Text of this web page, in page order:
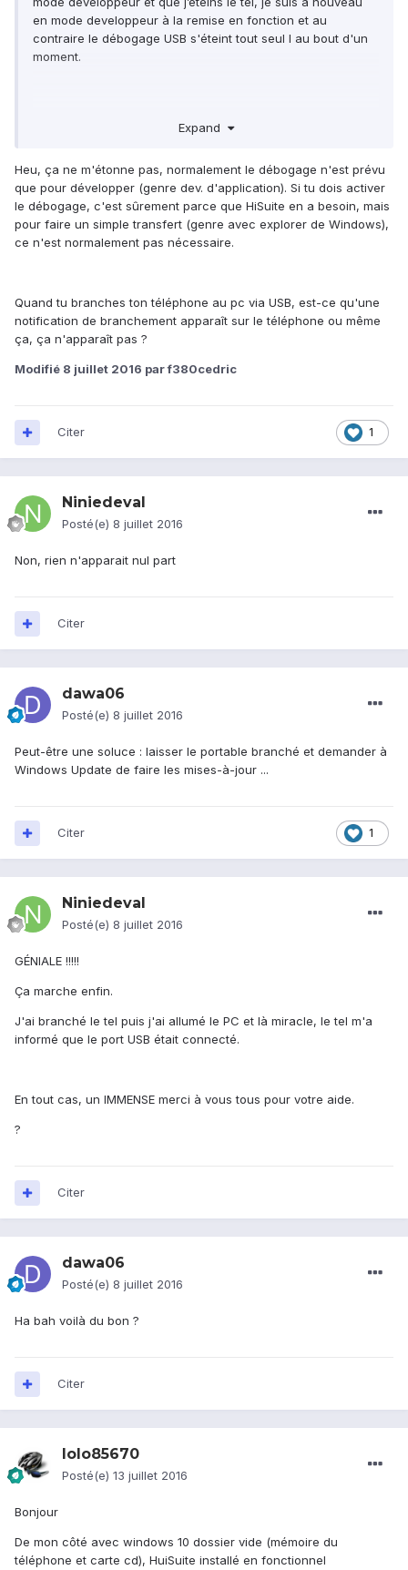
en mode developpeur à la remise en fonction et au
contraire le débogage USB s'éteint tout seul l au bout d'un
moment.
Expand
Heu, ça ne m'étonne pas, normalement le débogage n'est prévu
que pour développer (genre dev. d'application). Si tu dois activer
le débogage, c'est sûrement parce que HiSuite en a besoin, mais
pour faire un simple transfert (genre avec explorer de Windows),
ce n'est normalement pas nécessaire.
Quand tu branches ton téléphone au pc via USB, est-ce qu'une
notification de branchement apparaît sur le téléphone ou même
ça, ça n'apparaît pas ?
Modifié 8 juillet 2016 par f380cedric
1
Citer
Niniedeval
Posté(e) 8 juillet 2016
Non, rien n'apparait nul part
Citer
dawa06
Posté(e) 8 juillet 2016
Peut-être une soluce : laisser le portable branché et demander à
Windows Update de faire les mises-à-jour ...
1
Citer
Niniedeval
Posté(e) 8 juillet 2016
GÉNIALE !!!!!
Ça marche enfin.
J'ai branché le tel puis j'ai allumé le PC et là miracle, le tel m'a
informé que le port USB était connecté.
En tout cas, un IMMENSE merci à vous tous pour votre aide.
?
Citer
dawa06
Posté(e) 8 juillet 2016
Ha bah voilà du bon ?
Citer
lolo85670
Posté(e) 13 juillet 2016
Bonjour
De mon côté avec windows 10 dossier vide (mémoire du
téléphone et carte cd), HuiSuite installé en fonctionnel